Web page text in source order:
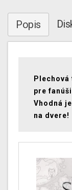
Popis
pre
Vhodná
na dvere!